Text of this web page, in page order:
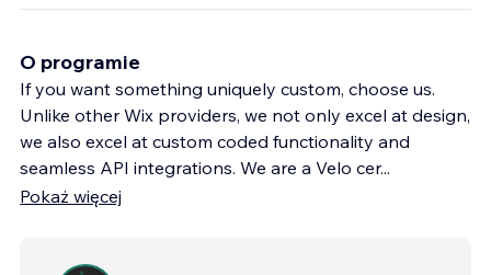
O programie
If you want something uniquely custom, choose us.
Unlike other Wix providers, we not only excel at design,
we also excel at custom coded functionality and
seamless API integrations. We are a Velo cer...
Pokaż więcej